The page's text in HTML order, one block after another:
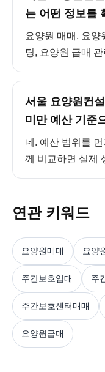
는 어떤 정보를
요양원 매매, 요양
팅, 요양원 급매
서울 요양원컨
미만 예산 기준
네. 예산 범위를
께 비교하면 실제
연관 키워드
요양원매매 요양
주간보호임대 주
주간보호센터매매
요양원급매